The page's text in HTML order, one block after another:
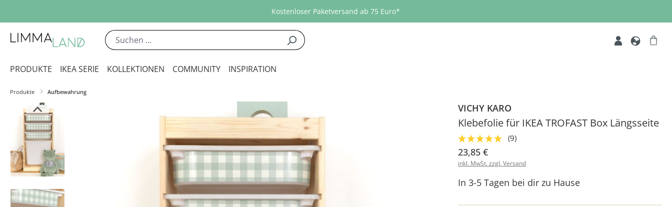
Kostenloser Paketversand ab 75 Euro*
PRODUKTE IKEA SERIE KOLLEKTIONEN COMMUNITY INSPIRATION
Produkte Aufbewahrung
VICHY KARO
Klebefolie für IKEA TROFAST Box Längsseite
(9)
23,85 €
inkl. MwSt. zzgl. Versand
In 3-5 Tagen bei dir zu Hause